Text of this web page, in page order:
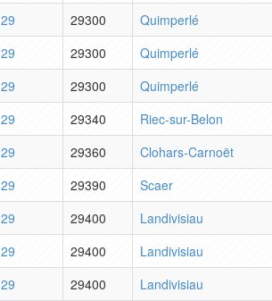
29
29300
Quimperlé
29
29300
Quimperlé
29
29300
Quimperlé
29
29340
Riec-sur-Belon
29
29360
Clohars-Carnoët
29
29390
Scaer
29
29400
Landivisiau
29
29400
Landivisiau
29
29400
Landivisiau